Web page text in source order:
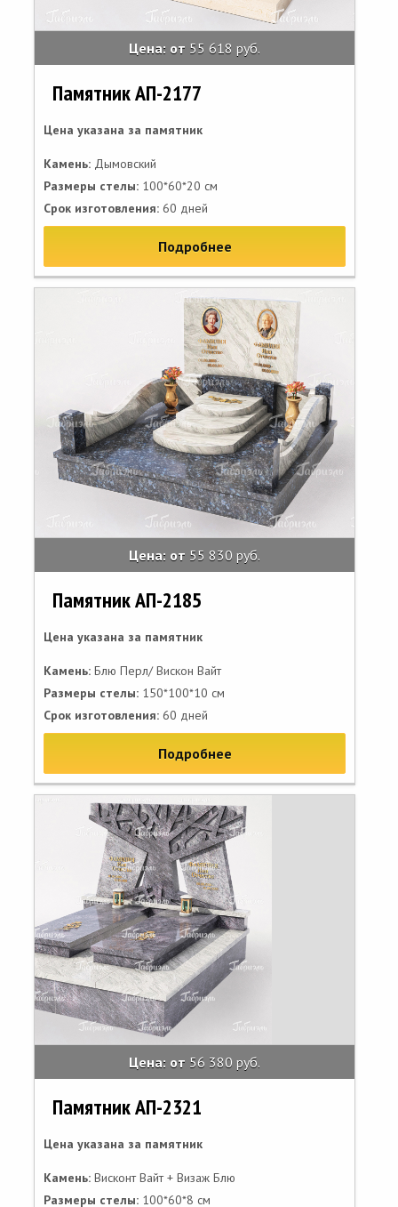
Цена: от 55 618 руб.
Памятник АП-2177
Цена указана за памятник
Камень: Дымовский
Размеры стелы: 100*60*20 см
Срок изготовления: 60 дней
Подробнее
Цена: от 55 830 руб.
Памятник АП-2185
Цена указана за памятник
Камень: Блю Перл/ Вискон Вайт
Размеры стелы: 150*100*10 см
Срок изготовления: 60 дней
Подробнее
Цена: от 56 380 руб.
Памятник АП-2321
Цена указана за памятник
Камень: Висконт Вайт + Визаж Блю
Размеры стелы: 100*60*8 см